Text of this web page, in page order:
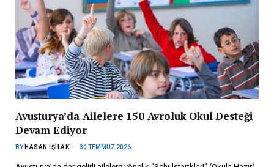
Avusturya’da Ailelere 150 Avroluk Okul Desteği
Devam Ediyor
BY HASAN IŞILAK 30 TEMMUZ 2026